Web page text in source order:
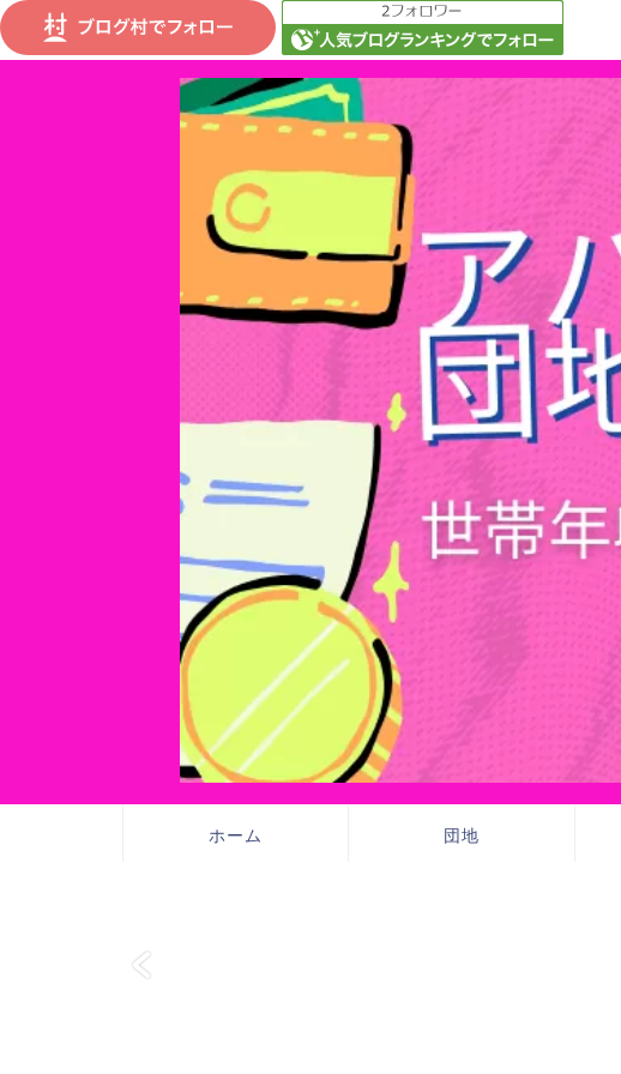
ホーム 団地